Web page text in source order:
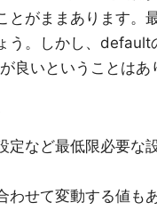
とがままあります。
う。しかし、
良いということはあ
定など最低限必要な
わせて変動する値も